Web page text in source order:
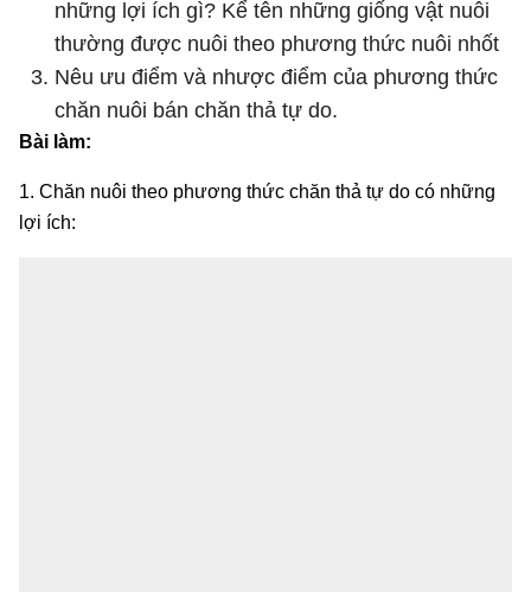
những lợi ích gì? Kể tên những giống vật nuôi
thường được nuôi theo phương thức nuôi nhốt
Nêu ưu điểm và nhược điểm của phương thức
chăn nuôi bán chăn thả tự do.
Bài làm:
1. Chăn nuôi theo phương thức chăn thả tự do có những
lợi ích: